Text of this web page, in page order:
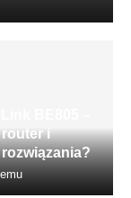
i